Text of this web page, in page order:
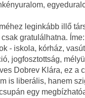
leginkább illő
gratulálhatna.
- iskola, kórház,
jogfosztottság,
Dobrev Klára, ez a
is liberális, hanem
egy